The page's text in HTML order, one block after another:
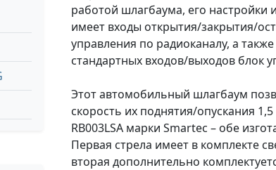
работой шлагбаума, его настройки
имеет входы открытия/закрытия/
управления по радиоканалу, а
стандартных входов/выходов блок
Этот автомобильный шлагбаум
скорость их поднятия/опускания
RB003LSA марки Smartec – обе
Первая стрела имеет в комплекте
вторая дополнительно